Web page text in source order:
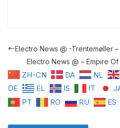
Electro News @ -Trentemøller
Electro News @ – Empire
ZH-CN DA NL
DE
EL IS IT
PT
RO RU ES